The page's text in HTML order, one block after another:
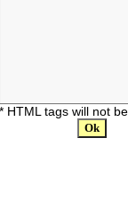
* HTML tags will not